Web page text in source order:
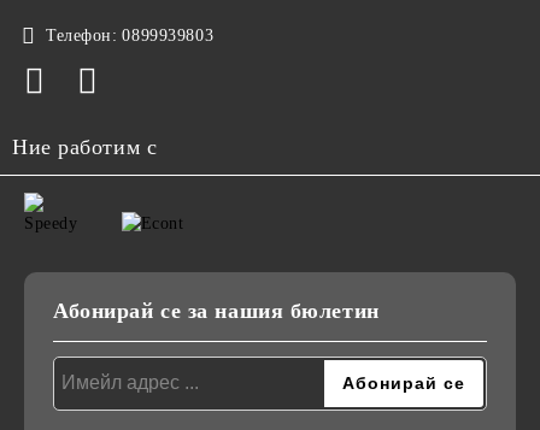
Телефон: 0899939803
Ние работим с
Абонирай се за нашия бюлетин